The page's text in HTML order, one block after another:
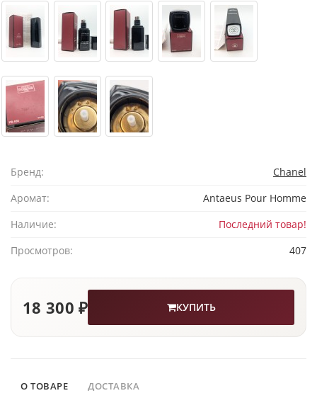
Бренд:
Chanel
Аромат:
Antaeus Pour Homme
Наличие:
Последний товар!
Просмотров:
407
18 300 ₽ КУПИТЬ
О ТОВАРЕ ДОСТАВКА